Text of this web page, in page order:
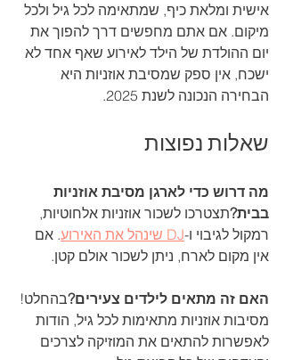
אישית ומלאת כיף, שמתאימה לכל גיל ולכל
מיקום. אם אתם מחפשים דרך להפוך את
יום ההולדת של הילד לאירוע שאף אחד לא
ישכח, אין ספק שמסיבת אוזניות היא
הבחירה הנכונה לשנת 2025.
שאלות נפוצות
מה דרוש כדי לארגן מסיבת אוזניות
בבית?תצטרכו לשכור אוזניות אלחוטיות,
רמקול לגיבוי ו-DJ שינהל את האירוע
. אם
אין מקום לארח, ניתן לשכור אולם קטן.
האם זה מתאים לילדים צעירים?בהחלט!
מסיבות אוזניות מתאימות לכל גיל, הודות
לאפשרות להתאים את המוזיקה לצרכים